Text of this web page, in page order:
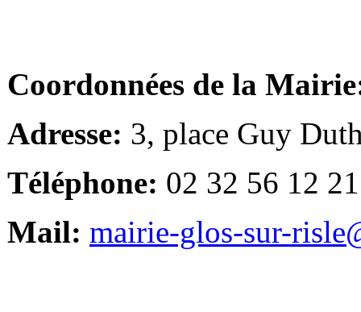
Coordonnées de la
Adresse: 3, place Guy
Téléphone: 02 32 56 12 21
Mail: mairie-glos-sur-